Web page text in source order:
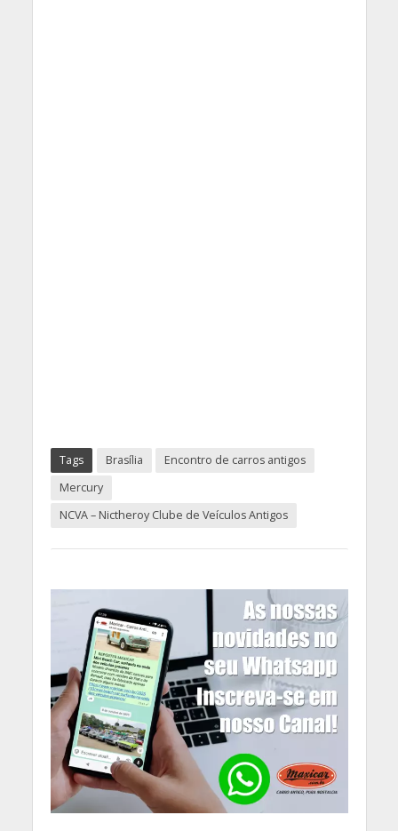
Tags Brasília
Encontro de carros antigos
Mercury
NCVA – Nictheroy Clube de Veículos Antigos